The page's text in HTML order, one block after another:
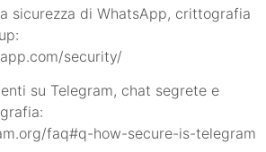
sicurezza di WhatsApp, crittografia
security/
su Telegram, chat segrete e
faq#q-how-secure-is-telegram